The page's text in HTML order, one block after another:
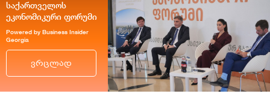
საქართველოს
ეკონომიკური ფორუმი
Powered by Business Insider
Georgia
ვრცლად